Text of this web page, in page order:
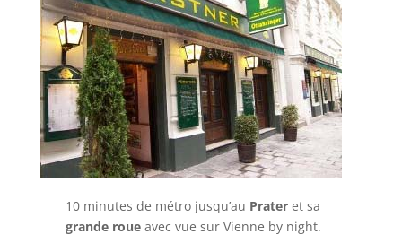
10 minutes de métro jusqu’au Prateret sa
grande roueavec vue sur Vienne by night.